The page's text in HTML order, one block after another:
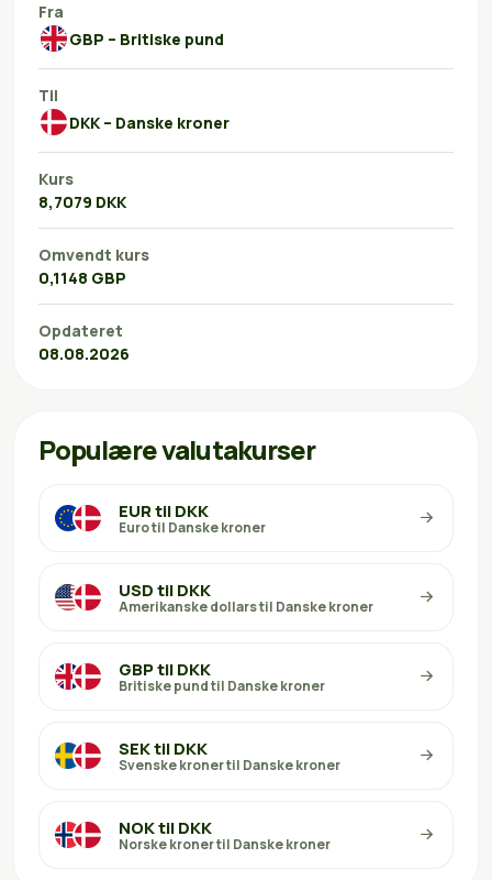
Fra
GBP – Britiske pund
Til
DKK – Danske kroner
Kurs
8,7079 DKK
Omvendt kurs
0,1148 GBP
Opdateret
08.08.2026
Populære valutakurser
EUR til DKK
Euro til Danske kroner
USD til DKK
Amerikanske dollars til Danske kroner
GBP til DKK
Britiske pund til Danske kroner
SEK til DKK
Svenske kroner til Danske kroner
NOK til DKK
Norske kroner til Danske kroner